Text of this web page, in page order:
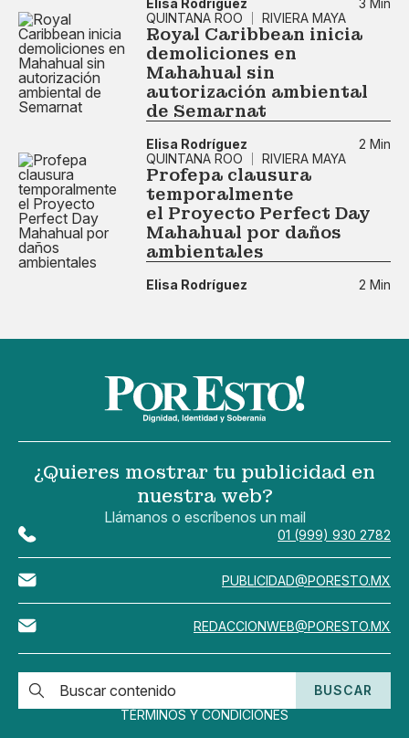
3 Min
QUINTANA ROO
RIVIERA MAYA
Royal Caribbean inicia
demoliciones en
Mahahual sin
autorización ambiental
de Semarnat
Elisa Rodríguez
2 Min
QUINTANA ROO
RIVIERA MAYA
Profepa clausura
temporalmente
el Proyecto Perfect Day
Mahahual por daños
ambientales
Elisa Rodríguez 2 Min
¿Quieres mostrar tu publicidad en
nuestra web?
Llámanos o escríbenos un mail
01 (999) 930 2782
PUBLICIDAD@PORESTO.MX
REDACCIONWEB@PORESTO.MX
BUSCAR
TÉRMINOS Y CONDICIONES